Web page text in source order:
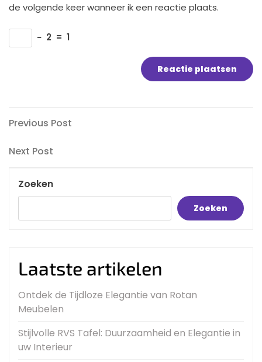
de volgende keer wanneer ik een reactie plaats.
− 2 = 1
Bericht
navigatie
Previous
Previous Post
Next
Next Post
Zoeken
Zoeken
Laatste artikelen
Ontdek de Tijdloze Elegantie van Rotan
Meubelen
Stijlvolle RVS Tafel: Duurzaamheid en Elegantie in
uw Interieur